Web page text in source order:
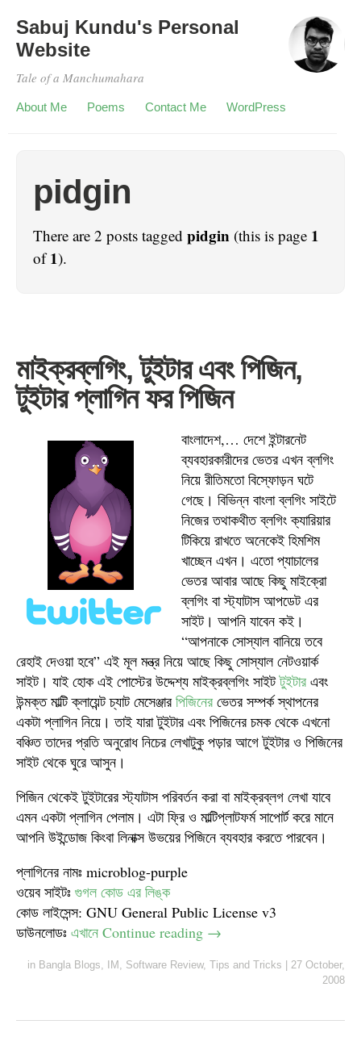
Sabuj Kundu's Personal
Website
Tale of a Manchumahara
About Me Poems Contact Me WordPress
pidgin
There are 2 posts tagged pidgin (this is page 1
of1).
মাইক্রব্লগিং, টুইটার এবং পিজিন,
টুইটার প্লাগিন ফর পিজিন
বাংলাদেশ,… দেশে ইন্টারনেট
ব্যবহারকারীদের ভেতর এখন ব্লগিং
নিয়ে রীতিমতো বিস্ফোড়ন ঘটে
গেছে। বিভিন্ন বাংলা ব্লগিং সাইটে
নিজের তথাকথীত ব্লগিং ক্যারিয়ার
টিকিয়ে রাখতে অনেকেই হিমশিম
খাচ্ছেন এখন। এতো প্যাচালের
ভেতর আবার আছে কিছু মাইক্রো
ব্লগিং বা স্ট্যাটাস আপডেট এর
সাইট। আপনি যাবেন কই।
“আপনাকে সোস্যাল বানিয়ে তবে
রেহাই দেওয়া হবে” এই মূল মন্ত্র নিয়ে আছে কিছু সোস্যাল নেটওয়ার্ক
সাইট। যাই হোক এই পোস্টের উদ্দেশ্য মাইক্রব্লগিং সাইটটুইটার এবং
উন্মক্ত মাল্টি ক্লায়েন্ট চ্যাট মেসেঞ্জারপিজিনের ভেতর সম্পর্ক স্থাপনের
একটা প্লাগিন নিয়ে। তাই যারা টুইটার এবং পিজিনের চমক থেকে এখনো
বঞ্চিত তাদের প্রতি অনুরোধ নিচের লেখাটুকু পড়ার আগে টুইটার ও পিজিনের
সাইট থেকে ঘুরে আসুন।
পিজিন থেকেই টুইটারের স্ট্যাটাস পরিবর্তন করা বা মাইক্রব্লগ লেখা যাবে
এমন একটা প্লাগিন পেলাম। এটা ফ্রি ও মাল্টিপ্লাটফর্ম সাপোর্ট করে মানে
আপনি উইন্ডোজ কিংবা লিনাক্স উভয়ের পিজিনে ব্যবহার করতে পারবেন।
প্লাগিনের নামঃ microblog-purple
ওয়েব সাইটঃ গুগল কোড এর লিঙ্ক
কোড লাইসেন্স: GNU General Public License v3
ডাউনলোডঃ এখানে Continue reading →
in Bangla Blogs, IM , Software Review, Tips and Tricks
27 October,
2008